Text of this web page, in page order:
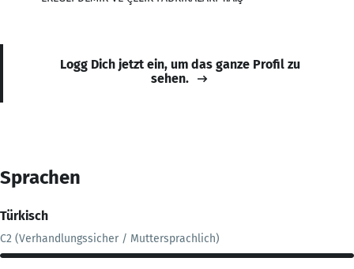
Logg Dich jetzt ein, um das ganze Profil zu
sehen.
Sprachen
Türkisch
C2 (Verhandlungssicher / Muttersprachlich)